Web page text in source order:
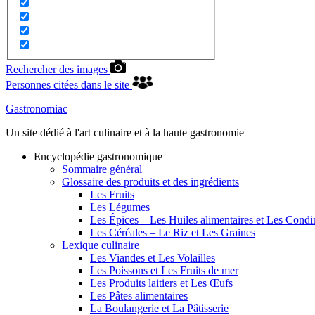
Rechercher des images
Personnes citées dans le site
Gastronomiac
Un site dédié à l'art culinaire et à la haute gastronomie
Encyclopédie gastronomique
Sommaire général
Glossaire des produits et des ingrédients
Les Fruits
Les Légumes
Les Épices – Les Huiles alimentaires et Les
Les Céréales – Le Riz et Les Graines
Lexique culinaire
Les Viandes et Les Volailles
Les Poissons et Les Fruits de mer
Les Produits laitiers et Les Œufs
Les Pâtes alimentaires
La Boulangerie et La Pâtisserie